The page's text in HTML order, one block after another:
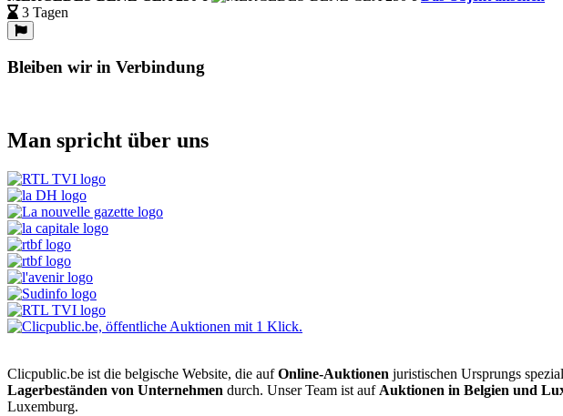
3 Tagen
Bleiben wir in Verbindung
Man spricht über uns
Clicpublic.be ist die belgische Website, die aufOnline-Auktionen juristischen Ursprungs
Lagerbeständen von Unternehmen durch. Unser Team ist auf Auktionen in Belgien und
Luxemburg.